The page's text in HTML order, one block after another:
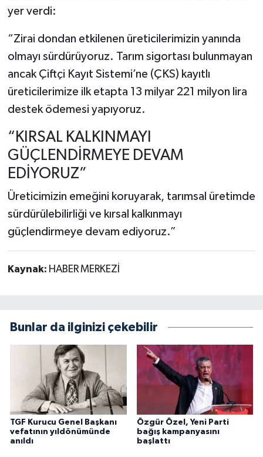
yer verdi:
“Zirai dondan etkilenen üreticilerimizin yanında
olmayı sürdürüyoruz. Tarım sigortası bulunmayan
ancak Çiftçi Kayıt Sistemi’ne (ÇKS) kayıtlı
üreticilerimize ilk etapta 13 milyar 221 milyon lira
destek ödemesi yapıyoruz.
“KIRSAL KALKINMAYI
GÜÇLENDİRMEYE DEVAM
EDİYORUZ”
Üreticimizin emeğini koruyarak, tarımsal üretimde
sürdürülebilirliği ve kırsal kalkınmayı
güçlendirmeye devam ediyoruz.”
Kaynak: HABER MERKEZİ
Bunlar da ilginizi çekebilir
TGF Kurucu Genel Başkanı
vefatının yıldönümünde
anıldı
Özgür Özel, Yeni Parti
bağış kampanyasını
başlattı